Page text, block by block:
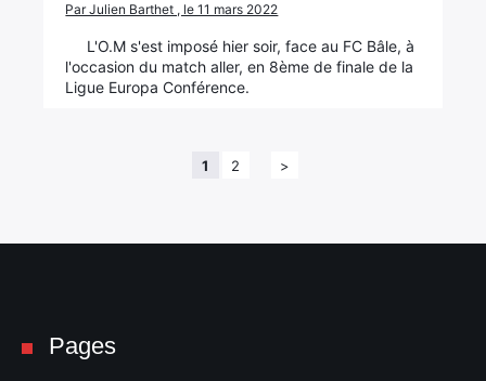
Par Julien Barthet , le 11 mars 2022
L'O.M s'est imposé hier soir, face au FC Bâle, à
l'occasion du match aller, en 8ème de finale de la
Ligue Europa Conférence.
1 2 >
Pages